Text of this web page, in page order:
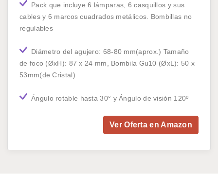
Pack que incluye 6 lámparas, 6 casquillos y sus
cables y 6 marcos cuadrados metálicos. Bombillas no
regulables
Diámetro del agujero: 68-80 mm(aprox.) Tamaño
de foco (ØxH): 87 x 24 mm, Bombila Gu10 (ØxL): 50 x
53mm(de Cristal)
Ángulo rotable hasta 30° y Ángulo de visión 120º
Ver Oferta en Amazon